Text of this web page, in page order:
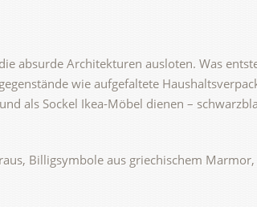
absurde Architekturen ausloten. Was
wie aufgefaltete
als Sockel Ikea-Möbel dienen –
Billigsymbole aus griechischem